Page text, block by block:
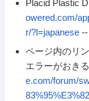
Placid Plastic
owered.com/
r/?l=japanese --
ページ内のリ
エラーがおき
e.com/forum/